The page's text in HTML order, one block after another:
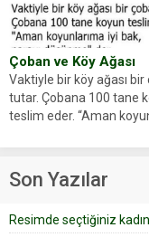
Oyuncumuz ve çok
dostumuz...
Çoban ve Köy Ağası
Vaktiyle bir köy ağası bir
tutar. Çobana 100 tane
teslim eder. “Aman
Çoban koyunları alır
Son Yazılar
Resimde seçtiğiniz